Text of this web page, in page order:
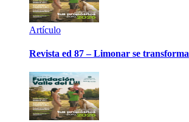
Artículo
Revista ed 87 – Limonar se transforma